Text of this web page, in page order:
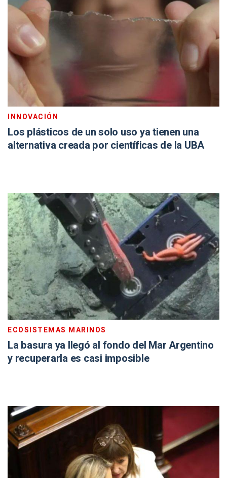
INNOVACIÓN
Los plásticos de un solo uso ya tienen una
alternativa creada por científicas de la UBA
ECOSISTEMAS MARINOS
La basura ya llegó al fondo del Mar Argentino
y recuperarla es casi imposible